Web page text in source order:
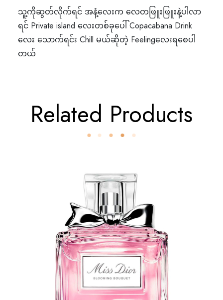
သူ့ကိုဆွတ်လိုက်ရင် အနံ့လေးက လေတဖြူးဖြူးနဲ့ပါလာ
ရင် Private island လေးတစ်ခုပေါ် Copacabana Drink
လေး သောက်ရင်း Chill မယ်ဆိုတဲ့ Feelingလေးရစေပါ
တယ်
Related Products